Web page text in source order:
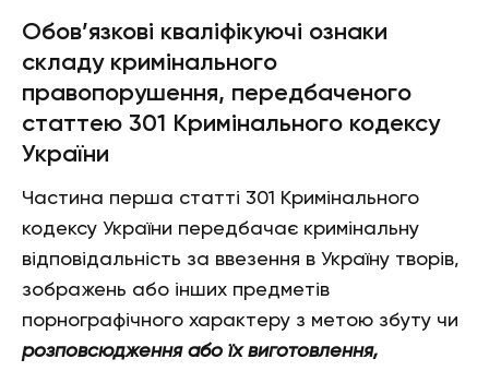
Обов’язкові кваліфікуючі ознаки
складу кримінального
правопорушення, передбаченого
статтею 301 Кримінального кодексу
України
Частина перша статті 301 Кримінального
кодексу України передбачає кримінальну
відповідальність за ввезення в Україну творів,
зображень або інших предметів
порнографічного характеру з метою збуту чи
розповсюдження або їх виготовлення,